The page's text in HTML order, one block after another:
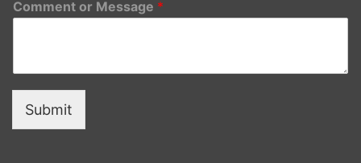
Comment or Message *
Submit